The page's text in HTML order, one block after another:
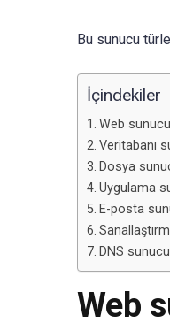
Bu sunucu
İçindekiler
Web
Veritabanı
Dosya
Uygulama
E-posta
DNS
Web